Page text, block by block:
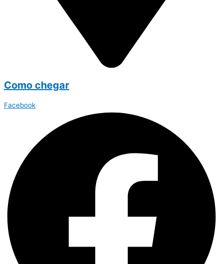
Como chegar
Facebook